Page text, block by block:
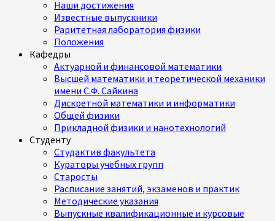
Наши достижения
Известные выпускники
Раритетная лаборатория физики
Положения
Кафедры
Актуарной и финансовой математики
Высшей математики и теоретической механики
имени С.Ф. Сайкина
Дискретной математики и информатики
Общей физики
Прикладной физики и нанотехнологий
Студенту
Студактив факультета
Кураторы учебных групп
Старосты
Расписание занятий, экзаменов и практик
Методические указания
Выпускные квалификационные и курсовые